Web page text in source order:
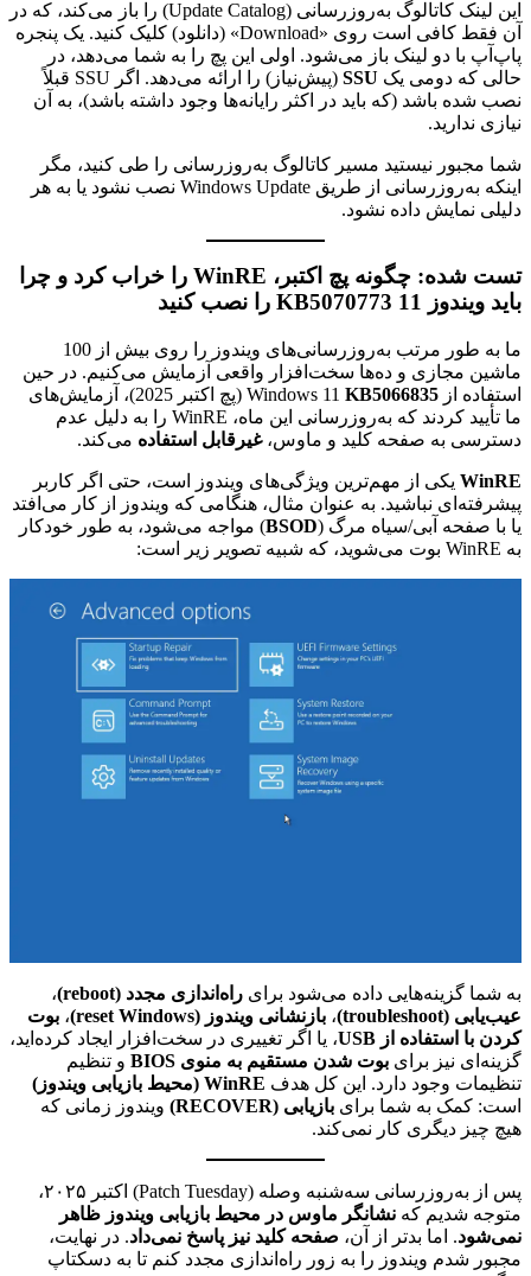
این لینک کاتالوگ به‌روزرسانی (Update Catalog) را باز می‌کند، که در
آن فقط کافی است روی «Download» (دانلود) کلیک کنید. یک پنجره
پاپ‌آپ با دو لینک باز می‌شود. اولی این پچ را به شما می‌دهد، در
حالی که دومی یک SSU
(پیش‌نیاز) را ارائه می‌دهد. اگر SSU قبلاً
نصب شده باشد (که باید در اکثر رایانه‌ها وجود داشته باشد)، به آن
نیازی ندارید.
شما مجبور نیستید مسیر کاتالوگ به‌روزرسانی را طی کنید، مگر
اینکه به‌روزرسانی از طریق Windows Update نصب نشود یا به هر
دلیلی نمایش داده نشود.
تست شده: چگونه پچ اکتبر، WinRE را خراب کرد و چرا
باید ویندوز 11 KB5070773 را نصب کنید
ما به طور مرتب به‌روزرسانی‌های ویندوز را روی بیش از 100
ماشین مجازی و ده‌ها سخت‌افزار واقعی آزمایش می‌کنیم. در حین
استفاده از Windows 11 KB5066835
(پچ اکتبر 2025)، آزمایش‌های
ما تأیید کردند که به‌روزرسانی این ماه، WinRE را به دلیل عدم
دسترسی به صفحه کلید و ماوس،غیرقابل استفاده می‌کند.
WinRE یکی از مهم‌ترین ویژگی‌های ویندوز است، حتی اگر کاربر
پیشرفته‌ای نباشید. به عنوان مثال، هنگامی که ویندوز از کار می‌افتد
یا با صفحه آبی/سیاه مرگ (BSOD) مواجه می‌شود، به طور خودکار
به WinRE بوت می‌شوید، که شبیه تصویر زیر است:
به شما گزینه‌هایی داده می‌شود برای راه‌اندازی مجدد (reboot)
،
عیب‌یابی (troubleshoot)
، بازنشانی ویندوز (reset Windows) ، بوت
کردن با استفاده از USB
، یا اگر تغییری در سخت‌افزار ایجاد کرده‌اید،
گزینه‌ای نیز برای بوت شدن مستقیم به منوی BIOS
و تنظیم
تنظیمات وجود دارد. این کل هدف WinRE (محیط بازیابی ویندوز)
است: کمک به شما برای بازیابی (RECOVER)
ویندوز زمانی که
هیچ چیز دیگری کار نمی‌کند.
پس از به‌روزرسانی سه‌شنبه وصله (Patch Tuesday) اکتبر ۲۰۲۵،
متوجه شدیم که نشانگر ماوس در محیط بازیابی ویندوز ظاهر
نمی‌شود. اما بدتر از آن، صفحه کلید نیز پاسخ نمی‌داد. در نهایت،
مجبور شدم ویندوز را به زور راه‌اندازی مجدد کنم تا به دسکتاپ